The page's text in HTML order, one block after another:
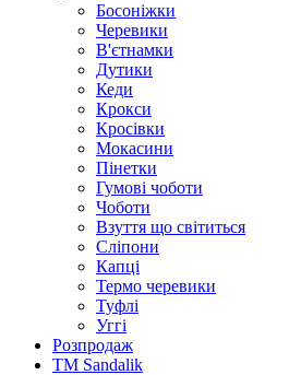
Босоніжки
Черевики
В'єтнамки
Дутики
Кеди
Крокси
Кросівки
Мокасини
Пінетки
Гумові чоботи
Чоботи
Взуття що світиться
Сліпони
Капці
Термо черевики
Туфлі
Уггі
Розпродаж
TM Sandalik